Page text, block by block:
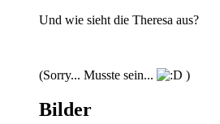
Und wie sieht die Theresa aus?
(Sorry... Musste sein... )
Bilder